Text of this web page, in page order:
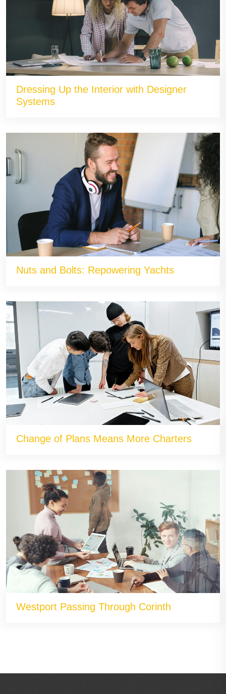
Dressing Up the Interior with Designer
Systems
Nuts and Bolts: Repowering Yachts
Change of Plans Means More Charters
Westport Passing Through Corinth